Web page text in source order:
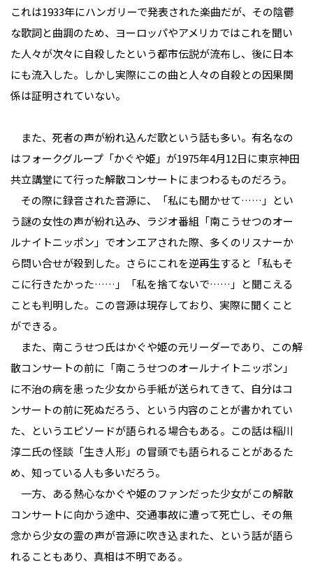
これは1933年にハンガリーで発表された楽曲だが、その陰鬱
な歌詞と曲調のため、ヨーロッパやアメリカではこれを聞い
た人々が次々に自殺したという都市伝説が流布し、後に日本
にも流入した。しかし実際にこの曲と人々の自殺との因果関
係は証明されていない。
また、死者の声が紛れ込んだ歌という話も多い。有名なの
はフォークグループ「かぐや姫」が1975年4月12日に東京神田
共立講堂にて行った解散コンサートにまつわるものだろう。
その際に録音された音源に、「私にも聞かせて……」とい
う謎の女性の声が紛れ込み、ラジオ番組「南こうせつのオー
ルナイトニッポン」でオンエアされた際、多くのリスナーか
ら問い合せが殺到した。さらにこれを逆再生すると「私もそ
こに行きたかった……」「私を捨てないで……」と聞こえる
ことも判明した。この音源は現存しており、実際に聞くこと
ができる。
また、南こうせつ氏はかぐや姫の元リーダーであり、この解
散コンサートの前に「南こうせつのオールナイトニッポン」
に不治の病を患った少女から手紙が送られてきて、自分はコ
ンサートの前に死ぬだろう、という内容のことが書かれてい
た、というエピソードが語られる場合もある。この話は稲川
淳二氏の怪談「生き人形」の冒頭でも語られることがあるた
め、知っている人も多いだろう。
一方、ある熱心なかぐや姫のファンだった少女がこの解散
コンサートに向かう途中、交通事故に遭って死亡し、その無
念から少女の霊の声が音源に吹き込まれた、という話が語ら
れることもあり、真相は不明である。